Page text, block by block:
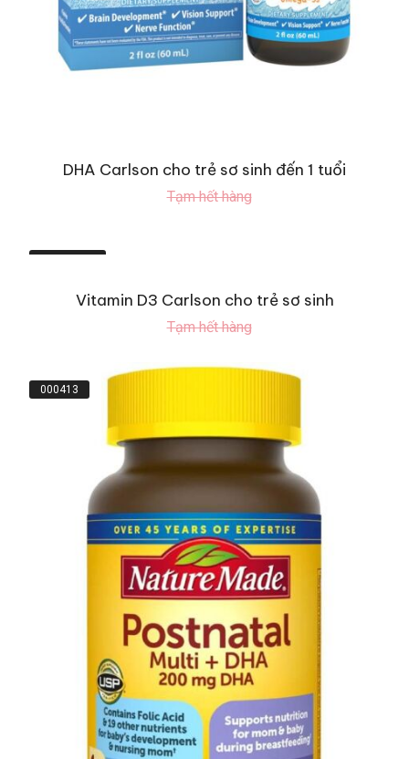
DHA Carlson cho trẻ sơ sinh đến 1 tuổi
Tạm hết hàng
VIT000583
Vitamin D3 Carlson cho trẻ sơ sinh
Tạm hết hàng
000413